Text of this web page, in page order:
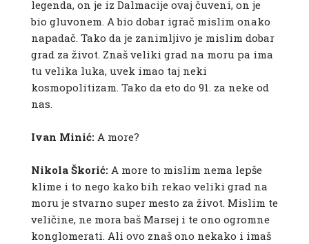
legenda, on je iz Dalmacije ovaj čuveni, on je
bio gluvonem. A bio dobar igrač mislim onako
napadač. Tako da je zanimljivo je mislim dobar
grad za život. Znaš veliki grad na moru pa ima
tu velika luka, uvek imao taj neki
kosmopolitizam. Tako da eto do 91. za neke od
nas.
Ivan Minić: A more?
Nikola Škorić: A more to mislim nema lepše
klime i to nego kako bih rekao veliki grad na
moru je stvarno super mesto za život. Mislim te
veličine, ne mora baš Marsej i te ono ogromne
konglomerati. Ali ovo znaš ono nekako i imaš